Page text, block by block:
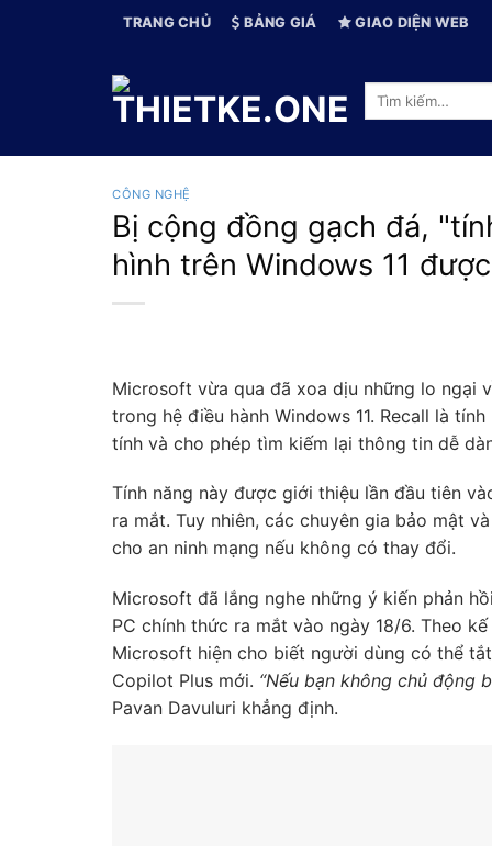
TRANG CHỦ BẢNG GIÁ GIAO DIỆN WEB
Tìm
CÔNG NGHỆ
Bị cộng đồng gạch đá,
hình trên Windows 11
Microsoft vừa qua đã xoa dịu những lo ngại
trong hệ điều hành Windows 11. Recall là
tính và cho phép tìm kiếm lại thông tin dễ
Tính năng này được giới thiệu lần đầu tiên
ra mắt. Tuy nhiên, các chuyên gia bảo mật
cho an ninh mạng nếu không có thay đổi.
Microsoft đã lắng nghe những ý kiến phản
PC chính thức ra mắt vào ngày 18/6. Theo
Microsoft hiện cho biết người dùng có thể
Copilot Plus mới. “Nếu bạn không chủ động
Pavan Davuluri khẳng định.